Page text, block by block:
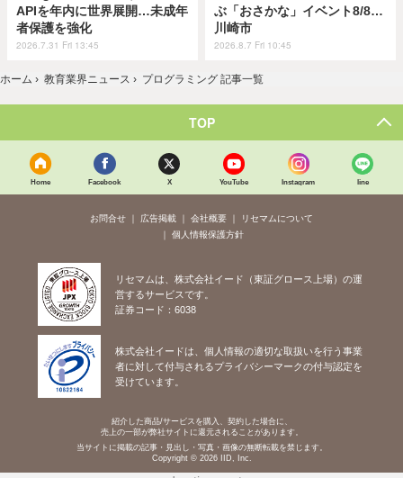
APIを年内に世界展開…未成年
者保護を強化
2026.7.31 Fri 13:45
ぶ「おさかな」イベント8/8…
川崎市
2026.8.7 Fri 10:45
ホーム › 教育業界ニュース › プログラミング 記事一覧
TOP
Home Facebook X YouTube Instagram line
お問合せ 広告掲載 会社概要
リセマムについて
個人情報保護方針
リセマムは、株式会社イード（東証グロース上場）の運
営するサービスです。
証券コード：6038
株式会社イードは、個人情報の適切な取扱いを行う事業
者に対して付与されるプライバシーマークの付与認定を
受けています。
紹介した商品/サービスを購入、契約した場合に、
売上の一部が弊社サイトに還元されることがあります。
当サイトに掲載の記事・見出し・写真・画像の無断転載を禁じます。
Copyright © 2026 IID, Inc.